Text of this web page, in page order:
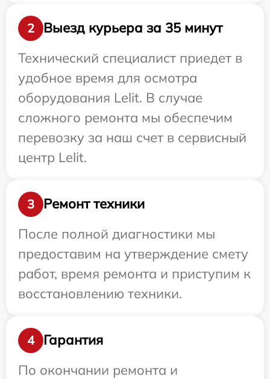
2
Выезд курьера за 35 минут
Технический специалист приедет в
удобное время для осмотра
оборудования Lelit. В случае
сложного ремонта мы обеспечим
перевозку за наш счет в сервисный
центр Lelit.
3
Ремонт техники
После полной диагностики мы
предоставим на утверждение смету
работ, время ремонта и приступим к
восстановлению техники.
4
Гарантия
По окончании ремонта и